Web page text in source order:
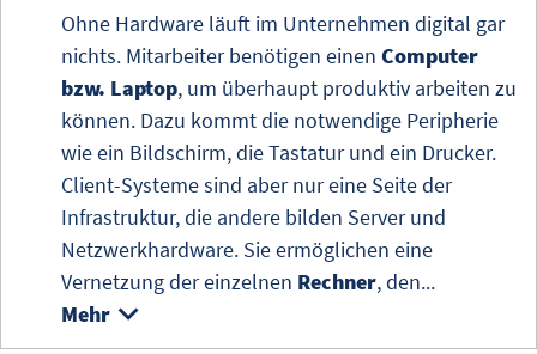
Ohne Hardware läuft im Unternehmen digital gar
nichts. Mitarbeiter benötigen einen Computer
bzw. Laptop, um überhaupt produktiv arbeiten zu
können. Dazu kommt die notwendige Peripherie
wie ein Bildschirm, die Tastatur und ein Drucker.
Client-Systemesind aber nur eine Seite der
Infrastruktur, die andere bilden Serverund
Netzwerkhardware. Sie ermöglichen eine
Vernetzung der einzelnen Rechner, den...
Mehr